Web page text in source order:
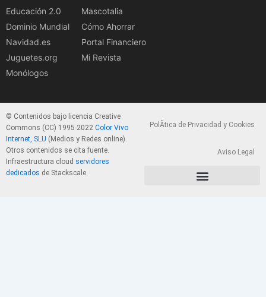
Educación 2.0
Dominio Mundial
Navidad.es
Juguetes.org
Monólogos
Mascotalia
Cómo Ahorrar
Portal Financiero
Mi Revista
© Contenidos bajo licencia Creative
Commons (CC) 1995-2022 Color Vivo
Internet, SLU (Medios y Redes online).
Otros contenidos se cita fuente.
Infraestructura cloud servidores
dedicados de Stackscale.
PolÃ­tica de Privacidad y Cookies
Aviso Legal